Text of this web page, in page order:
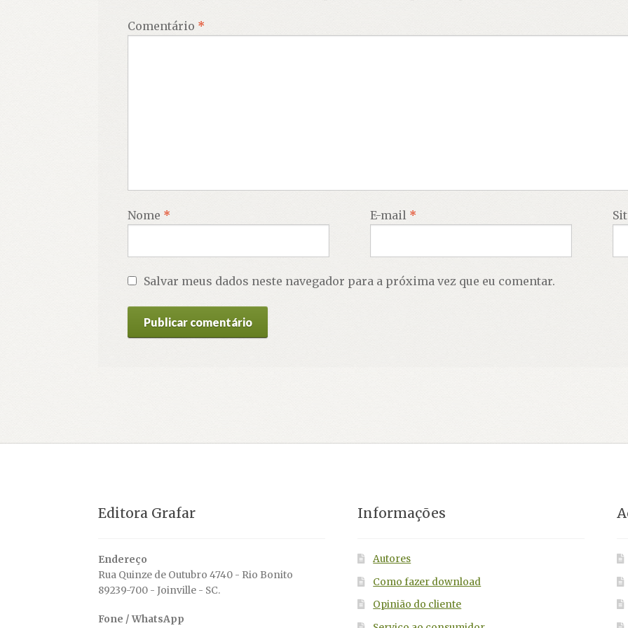
Comentário *
Nome * E-mail *
Salvar meus dados neste navegador para a próxima vez que eu comentar.
Editora Grafar
Endereço
Rua Quinze de Outubro 4740 - Rio Bonito
89239-700 - Joinville - SC.
Fone / WhatsApp
Informações
Autores
Como fazer download
Opinião do cliente